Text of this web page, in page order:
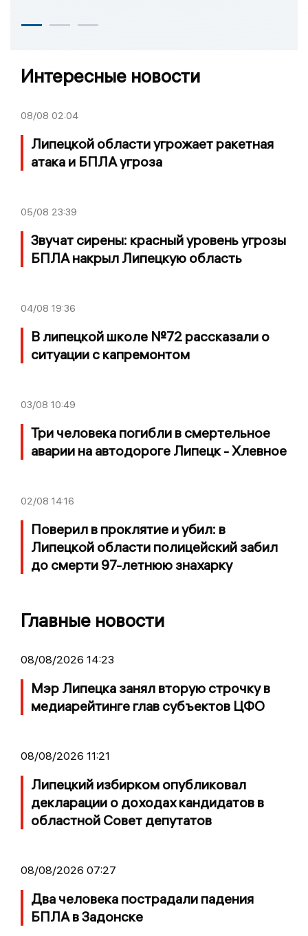
Интересные новости
08/08 02:04
Липецкой области угрожает ракетная
атака и БПЛА угроза
05/08 23:39
Звучат сирены: красный уровень угрозы
БПЛА накрыл Липецкую область
04/08 19:36
В липецкой школе №72 рассказали о
ситуации с капремонтом
03/08 10:49
Три человека погибли в смертельное
аварии на автодороге Липецк - Хлевное
02/08 14:16
Поверил в проклятие и убил: в
Липецкой области полицейский забил
до смерти 97-летнюю знахарку
Главные новости
08/08/2026 14:23
Мэр Липецка занял вторую строчку в
медиарейтинге глав субъектов ЦФО
08/08/2026 11:21
Липецкий избирком опубликовал
декларации о доходах кандидатов в
областной Совет депутатов
08/08/2026 07:27
Два человека пострадали падения
БПЛА в Задонске